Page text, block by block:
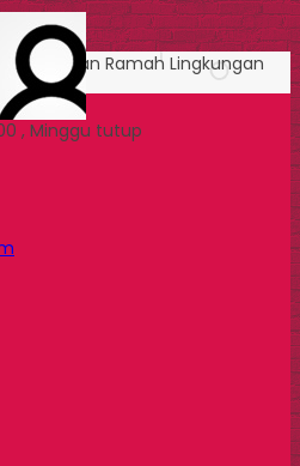
Kemasan Ramah Lingkungan
, Minggu tutup